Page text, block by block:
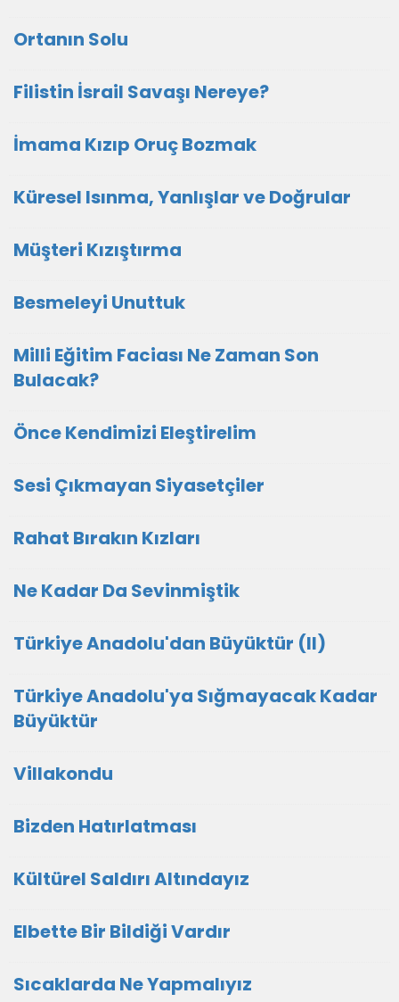
Ortanın Solu
Filistin İsrail Savaşı Nereye?
İmama Kızıp Oruç Bozmak
Küresel Isınma, Yanlışlar ve Doğrular
Müşteri Kızıştırma
Besmeleyi Unuttuk
Milli Eğitim Faciası Ne Zaman Son
Bulacak?
Önce Kendimizi Eleştirelim
Sesi Çıkmayan Siyasetçiler
Rahat Bırakın Kızları
Ne Kadar Da Sevinmiştik
Türkiye Anadolu'dan Büyüktür (II)
Türkiye Anadolu'ya Sığmayacak Kadar
Büyüktür
Villakondu
Bizden Hatırlatması
Kültürel Saldırı Altındayız
Elbette Bir Bildiği Vardır
Sıcaklarda Ne Yapmalıyız